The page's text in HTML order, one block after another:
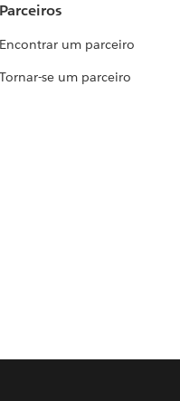
Parceiros
Encontrar um parceiro
Tornar-se um parceiro